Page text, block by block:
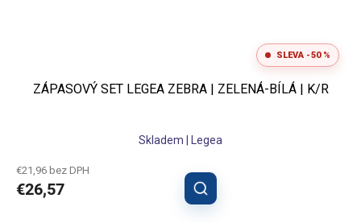
SLEVA -50 %
ZÁPASOVÝ SET LEGEA ZEBRA | ZELENÁ-BÍLÁ | K/R
Skladem | Legea
€21,96 bez DPH
€26,57